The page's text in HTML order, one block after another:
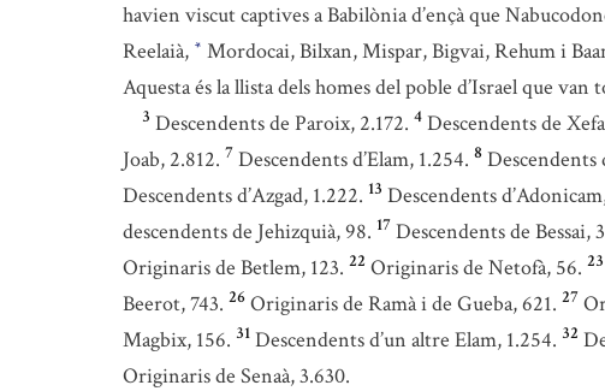
havien viscut captives a Babilònia d’ençà que
Reelaià, * Mordocai, Bilxan, Mispar, Bigvai, Rehum i
Aquesta és la llista dels homes del poble d’Israel que van
3 Descendents de Paroix, 2.172. 4 Descendents de
Joab, 2.812. 7 Descendents d’Elam, 1.254. 8 Descendents
Descendents d’Azgad, 1.222. 13 Descendents
descendents de Jehizquià, 98. 17 Descendents de Bessai,
Originaris de Betlem, 123. 22 Originaris de Netofà, 56. 23
Beerot, 743. 26 Originaris de Ramà i de Gueba, 621. 27
Magbix, 156. 31 Descendents d’un altre Elam, 1.254. 32
Originaris de Senaà, 3.630.